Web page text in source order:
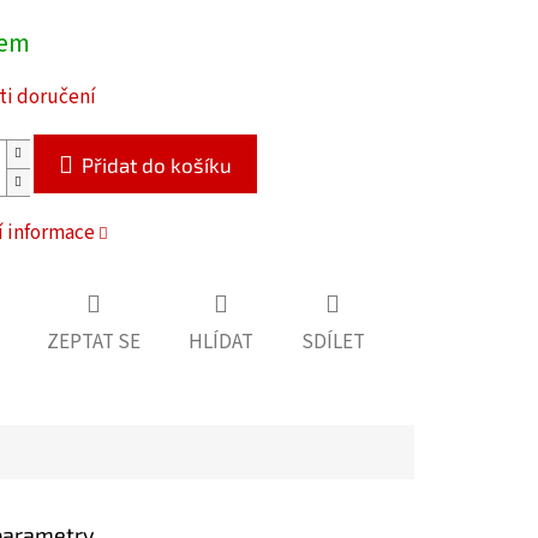
doručení
Přidat do košíku
ZEPTAT SE HLÍDAT SDÍLET